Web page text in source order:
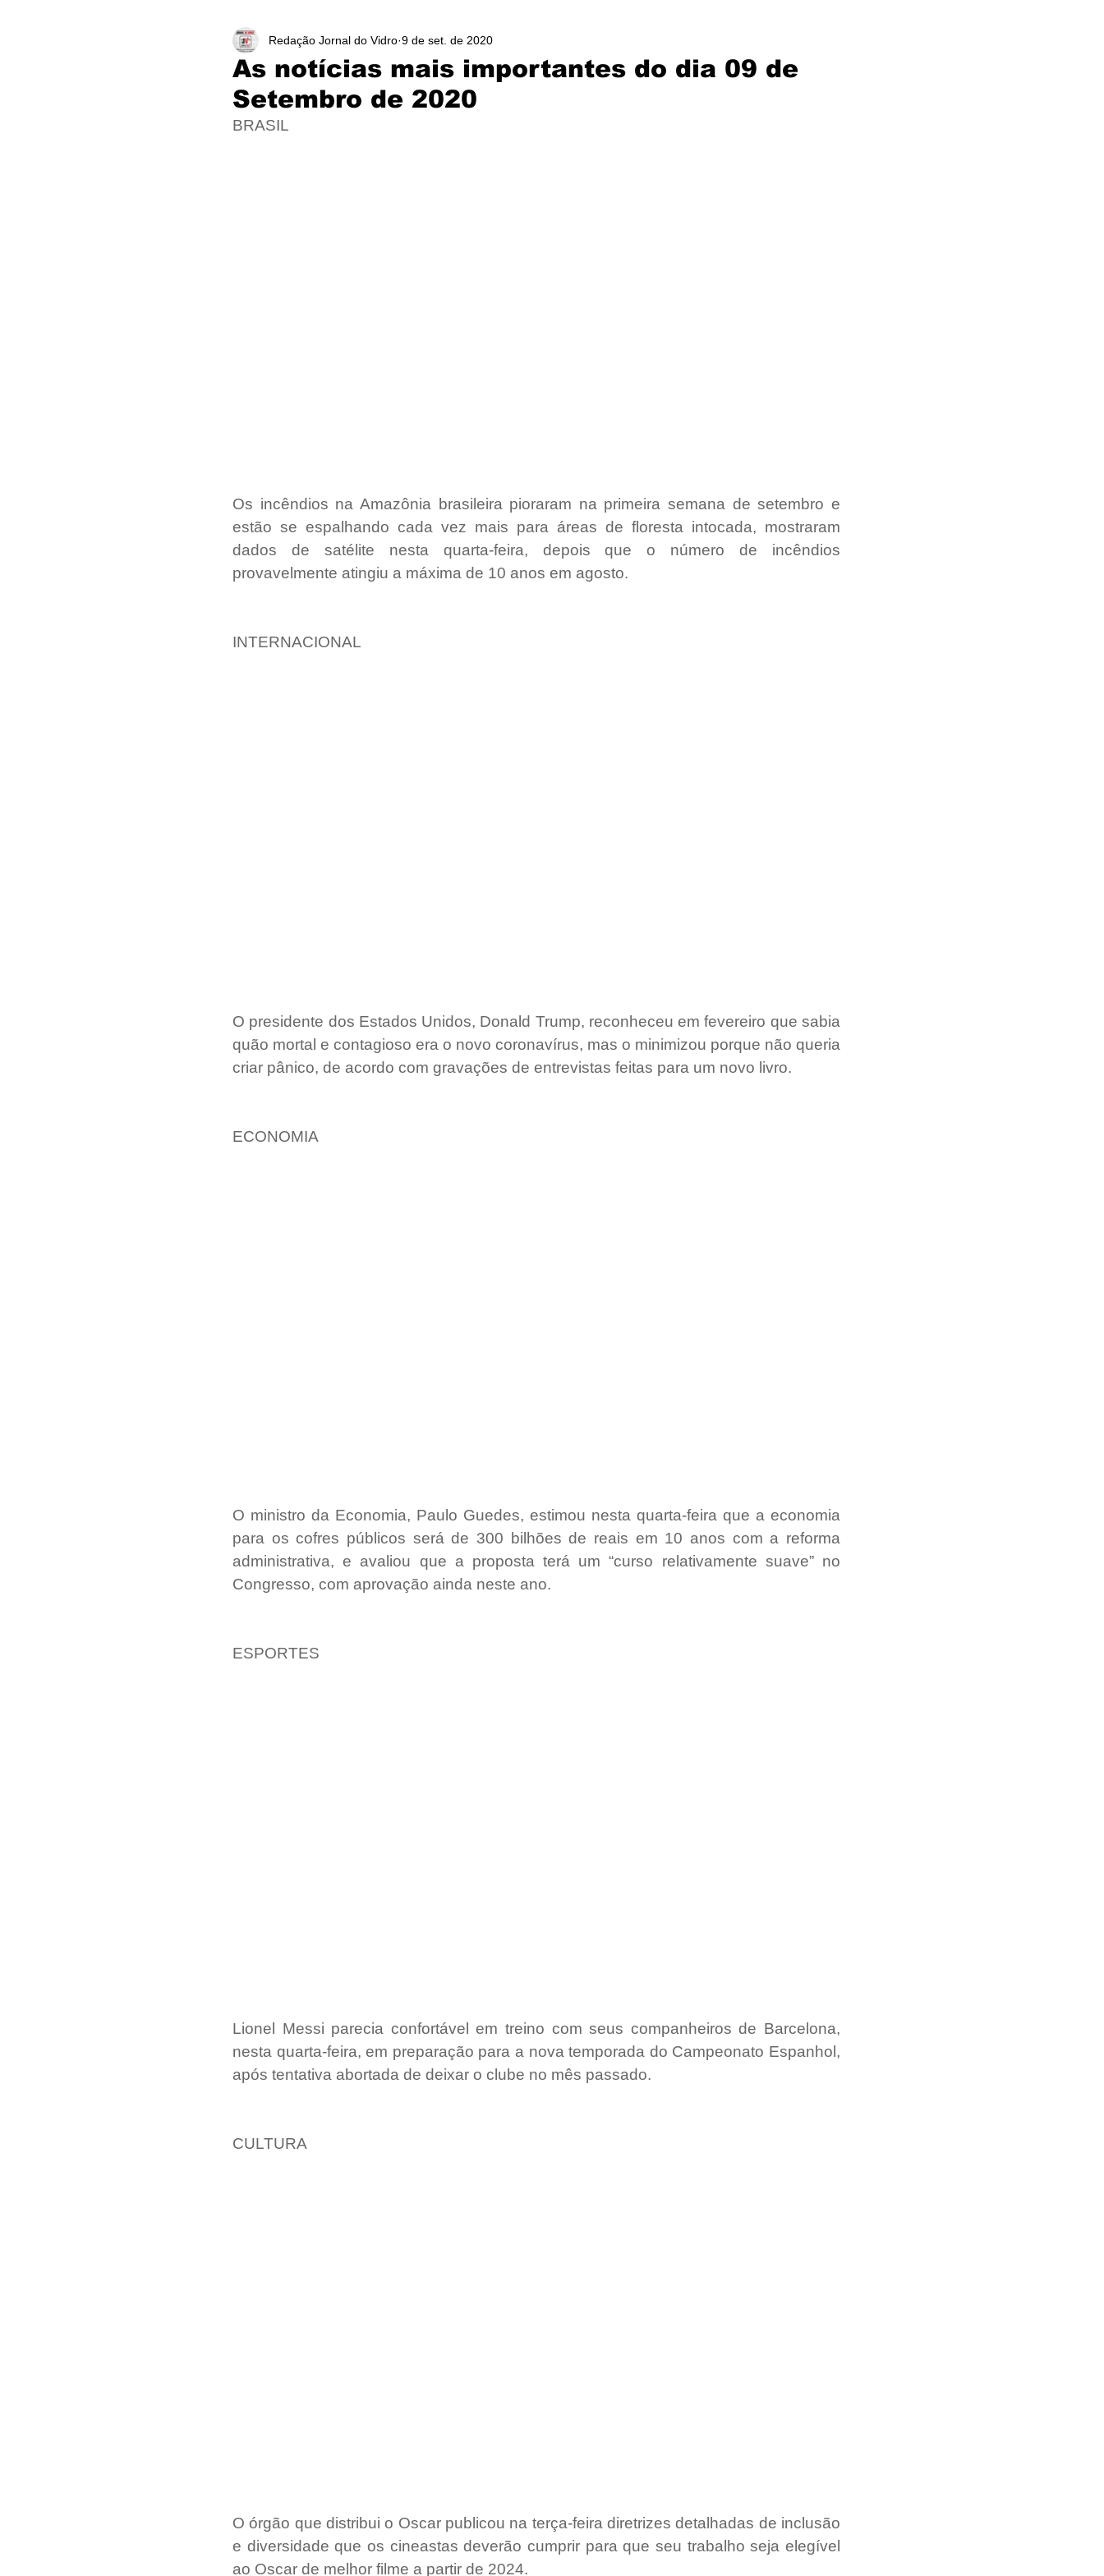
As notícias mais importantes do dia 09 de
Setembro de 2020
Redação Jornal do Vidro 9 de set. de 2020
BRASIL
Os incêndios na Amazônia brasileira pioraram na primeira semana de setembro e
estão se espalhando cada vez mais para áreas de floresta intocada, mostraram
dados de satélite nesta quarta-feira, depois que o número de incêndios
provavelmente atingiu a máxima de 10 anos em agosto.
INTERNACIONAL
O presidente dos Estados Unidos, Donald Trump, reconheceu em fevereiro que sabia
quão mortal e contagioso era o novo coronavírus, mas o minimizou porque não queria
criar pânico, de acordo com gravações de entrevistas feitas para um novo livro.
ECONOMIA
O ministro da Economia, Paulo Guedes, estimou nesta quarta-feira que a economia
para os cofres públicos será de 300 bilhões de reais em 10 anos com a reforma
administrativa, e avaliou que a proposta terá um “curso relativamente suave” no
Congresso, com aprovação ainda neste ano.
ESPORTES
Lionel Messi parecia confortável em treino com seus companheiros de Barcelona,
nesta quarta-feira, em preparação para a nova temporada do Campeonato Espanhol,
após tentativa abortada de deixar o clube no mês passado.
CULTURA
O órgão que distribui o Oscar publicou na terça-feira diretrizes detalhadas de inclusão
e diversidade que os cineastas deverão cumprir para que seu trabalho seja elegível
ao Oscar de melhor filme a partir de 2024.